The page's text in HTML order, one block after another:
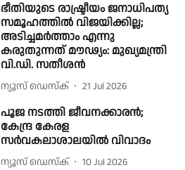
ഭീതിയുടെ രാഷ്ട്രീയം ജനാധിപത്യ
സമൂഹത്തിൽ വിജയിക്കില്ല;
അടിച്ചമർത്താം എന്നു
കരുതുന്നത് മൗഢ്യം: മുഖ്യമന്ത്രി
വി.ഡി. സതീശന്‍
ന്യൂസ് ഡെസ്ക് 21 Jul 2026
പൂജ നടത്തി ജീവനക്കാരൻ;
കേന്ദ്ര കേരള
സർവകലാശാലയിൽ വിവാദം
ന്യൂസ് ഡെസ്ക് 10 Jul 2026